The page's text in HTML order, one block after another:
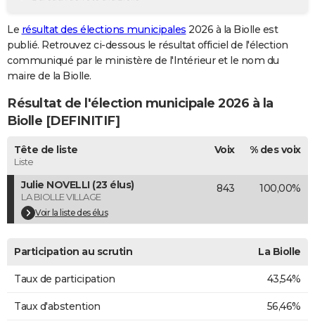
GUIDES D'ACHAT
BONS PLANS
CARTE DE VOEUX
Carte de Noël
Carte Bonne année
Carte Saint-Valentin
Carte Pâques
Carte d'anniversaire
DICTIONNAIRE
Dictionnaire
Biographies
Citations
Expressions
Proverbes
PROGRAMME TV
COPAINS D'AVANT
S'inscrire
Se connecter
Lycées
Collèges
Primaires
Universités
Entreprises
Service militaire
Avis de recherche
AVIS DE DÉCÈS
FORUM
Le résultat des élections municipales 2026 à la Biolle est
publié. Retrouvez ci-dessous le résultat officiel de l'élection
communiqué par le ministère de l'Intérieur et le nom du
maire de la Biolle.
Résultat de l'élection municipale 2026 à la
Biolle [DEFINITIF]
Tête de liste
Liste
Voix % des voix
Julie NOVELLI (23 élus)
LA BIOLLE VILLAGE
Voir la liste des élus
843 100,00%
Participation au scrutin La Biolle
Taux de participation 43,54%
Taux d'abstention 56,46%